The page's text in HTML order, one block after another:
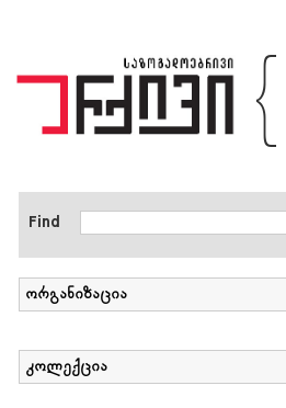
{
Find
ორგანიზაცია
კოლექცია